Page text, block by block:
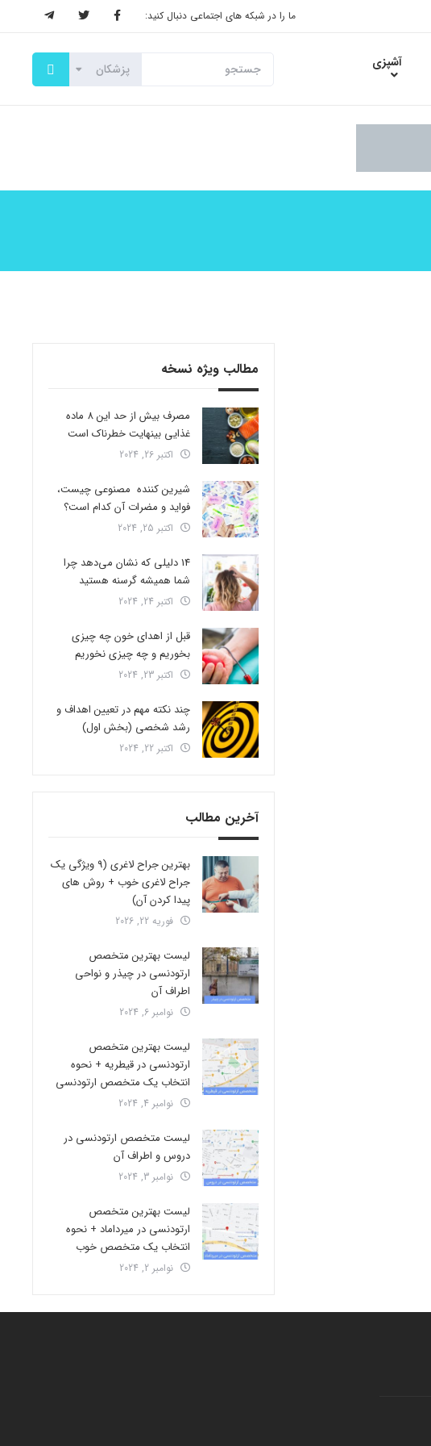
ما را در شبکه های اجتماعی دنبال کنید:
آشپزی
مطالب ویژه نسخه
مصرف بیش از حد این 8 ماده
غذایی بینهایت خطرناک است
اکتبر 26, 2024
شیرین کننده مصنوعی چیست،
فواید و مضرات آن کدام است؟
اکتبر 25, 2024
14 دلیلی که نشان می‌دهد چرا
شما همیشه گرسنه هستید
اکتبر 24, 2024
قبل از اهدای خون چه چیزی
بخوریم و چه چیزی نخوریم
اکتبر 23, 2024
چند نکته مهم در تعیین اهداف و
رشد شخصی (بخش اول)
اکتبر 22, 2024
آخرین مطالب
بهترین جراح لاغری (9 ویژگی یک
جراح لاغری خوب + روش های
پیدا کردن آن)
فوریه 22, 2026
لیست بهترین متخصص
ارتودنسی در چیذر و نواحی
اطراف آن
نوامبر 6, 2024
لیست بهترین متخصص
ارتودنسی در قیطریه + نحوه
انتخاب یک متخصص ارتودنسی
نوامبر 4, 2024
لیست متخصص ارتودنسی در
دروس و اطراف آن
نوامبر 3, 2024
لیست بهترین متخصص
ارتودنسی در میرداماد + نحوه
انتخاب یک متخصص خوب
نوامبر 2, 2024